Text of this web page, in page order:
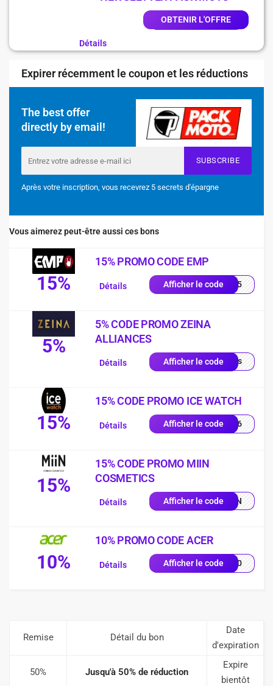
OBTENIR L'OFFRE
Détails
Expirer récemment le coupon et les réductions
The best offer
directly by email!
SUBSCRIBE
Après votre inscription, vous recevrez 5 secrets d'épargne
Vous aimerez peut-être aussi ces bons
15%
15% PROMO CODE EMP
Afficher le codees15
Détails
5%
5% CODE PROMO ZEINA
ALLIANCES
Afficher le codequis
Détails
15%
15% CODE PROMO ICE WATCH
Afficher le codePY26
Détails
15%
15% CODE PROMO MIIN
COSMETICS
Afficher le codeMIIN
Détails
10%
10% PROMO CODE ACER
Afficher le codeVE10
Détails
Remise Détail du bon
Date
d'expiration
50% Jusqu'à 50% de réduction
Expire
bientôt